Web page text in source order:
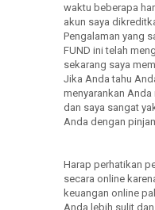
waktu beberapa
akun saya
Pengalaman yang
FUND ini telah
sekarang saya
Jika Anda tahu
menyarankan
dan saya sangat
Anda dengan
Harap perhatikan
secara online
keuangan online
Anda lebih sulit